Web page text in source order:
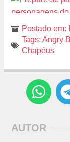
Postado em:
Tags: Angry
Chapéus
AUTOR